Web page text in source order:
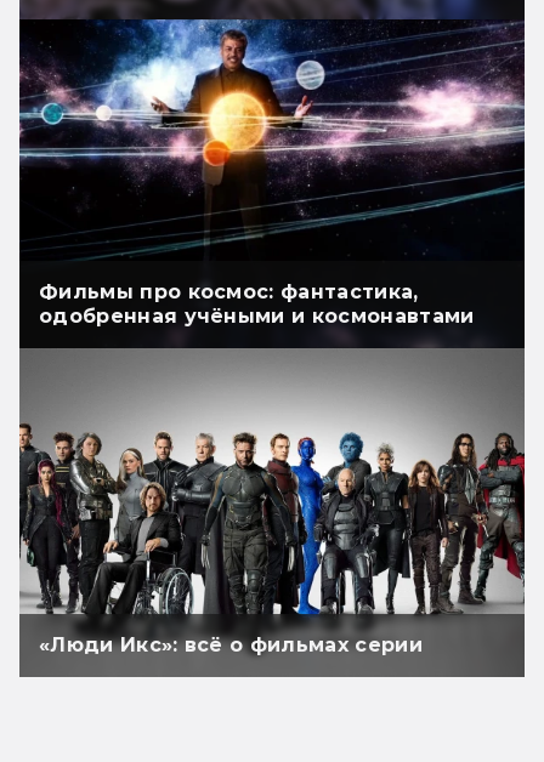
Фильмы про космос: фантастика,
одобренная учёными и космонавтами
«Люди Икс»: всё о фильмах серии